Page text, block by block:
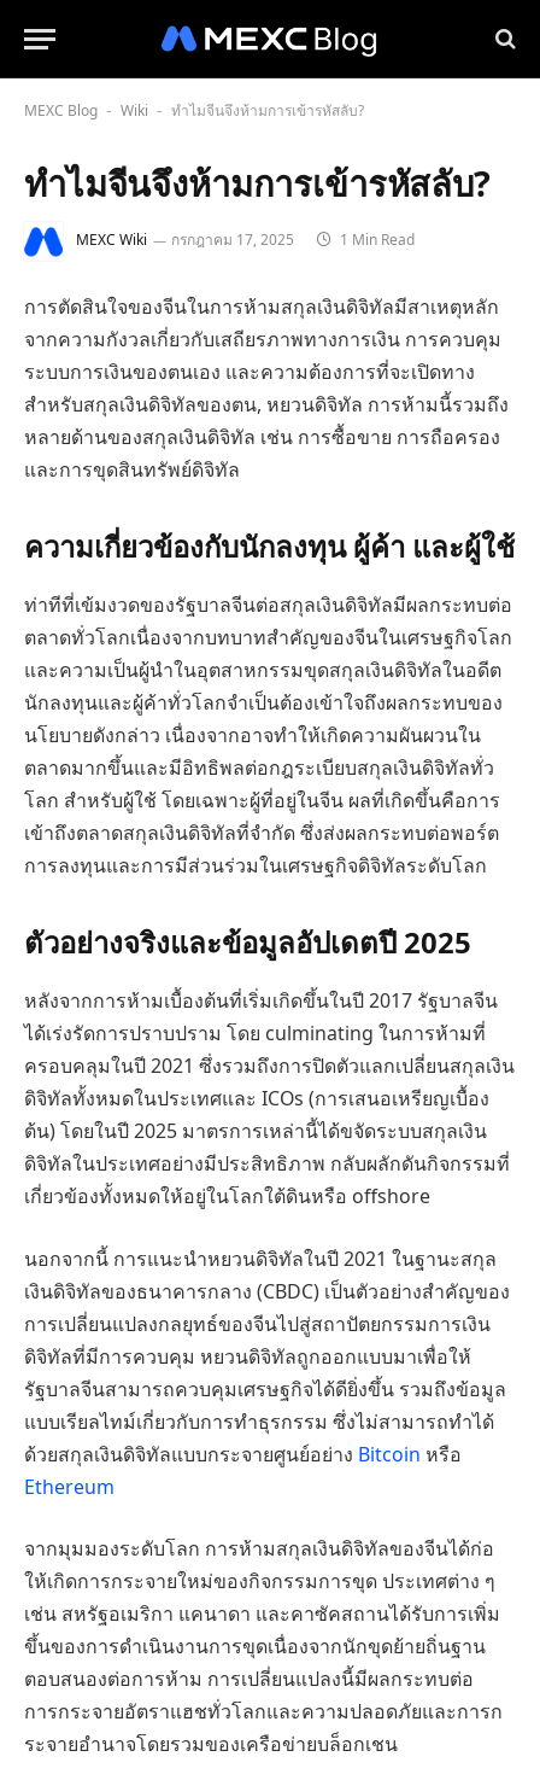
MEXC Blog - Wiki - ทำไมจีนจึงห้ามการเข้ารหัสลับ?
ทำไมจีนจึงห้ามการเข้ารหัสลับ?
MEXC Wiki กรกฎาคม 17, 2025 1 Min Read
การตัดสินใจของจีนในการห้ามสกุลเงินดิจิทัลมีสาเหตุหลัก
จากความกังวลเกี่ยวกับเสถียรภาพทางการเงิน การควบคุม
ระบบการเงินของตนเอง และความต้องการที่จะเปิดทาง
สำหรับสกุลเงินดิจิทัลของตน, หยวนดิจิทัล การห้ามนี้รวมถึง
หลายด้านของสกุลเงินดิจิทัล เช่น การซื้อขาย การถือครอง
และการขุดสินทรัพย์ดิจิทัล
ความเกี่ยวข้องกับนักลงทุน ผู้ค้า และผู้ใช้
ท่าทีที่เข้มงวดของรัฐบาลจีนต่อสกุลเงินดิจิทัลมีผลกระทบต่อ
ตลาดทั่วโลกเนื่องจากบทบาทสำคัญของจีนในเศรษฐกิจโลก
และความเป็นผู้นำในอุตสาหกรรมขุดสกุลเงินดิจิทัลในอดีต
นักลงทุนและผู้ค้าทั่วโลกจำเป็นต้องเข้าใจถึงผลกระทบของ
นโยบายดังกล่าว เนื่องจากอาจทำให้เกิดความผันผวนใน
ตลาดมากขึ้นและมีอิทธิพลต่อกฎระเบียบสกุลเงินดิจิทัลทั่ว
โลก สำหรับผู้ใช้ โดยเฉพาะผู้ที่อยู่ในจีน ผลที่เกิดขึ้นคือการ
เข้าถึงตลาดสกุลเงินดิจิทัลที่จำกัด ซึ่งส่งผลกระทบต่อพอร์ต
การลงทุนและการมีส่วนร่วมในเศรษฐกิจดิจิทัลระดับโลก
ตัวอย่างจริงและข้อมูลอัปเดตปี 2025
หลังจากการห้ามเบื้องต้นที่เริ่มเกิดขึ้นในปี 2017 รัฐบาลจีน
ได้เร่งรัดการปราบปราม โดย culminating ในการห้ามที่
ครอบคลุมในปี 2021 ซึ่งรวมถึงการปิดตัวแลกเปลี่ยนสกุลเงิน
ดิจิทัลทั้งหมดในประเทศและ ICOs (การเสนอเหรียญเบื้อง
ต้น) โดยในปี 2025 มาตรการเหล่านี้ได้ขจัดระบบสกุลเงิน
ดิจิทัลในประเทศอย่างมีประสิทธิภาพ กลับผลักดันกิจกรรมที่
เกี่ยวข้องทั้งหมดให้อยู่ในโลกใต้ดินหรือ offshore
นอกจากนี้ การแนะนำหยวนดิจิทัลในปี 2021 ในฐานะสกุล
เงินดิจิทัลของธนาคารกลาง (CBDC) เป็นตัวอย่างสำคัญของ
การเปลี่ยนแปลงกลยุทธ์ของจีนไปสู่สถาปัตยกรรมการเงิน
ดิจิทัลที่มีการควบคุม หยวนดิจิทัลถูกออกแบบมาเพื่อให้
รัฐบาลจีนสามารถควบคุมเศรษฐกิจได้ดียิ่งขึ้น รวมถึงข้อมูล
แบบเรียลไทม์เกี่ยวกับการทำธุรกรรม ซึ่งไม่สามารถทำได้
ด้วยสกุลเงินดิจิทัลแบบกระจายศูนย์อย่าง Bitcoin หรือ
Ethereum
จากมุมมองระดับโลก การห้ามสกุลเงินดิจิทัลของจีนได้ก่อ
ให้เกิดการกระจายใหม่ของกิจกรรมการขุด ประเทศต่าง ๆ
เช่น สหรัฐอเมริกา แคนาดา และคาซัคสถานได้รับการเพิ่ม
ขึ้นของการดำเนินงานการขุดเนื่องจากนักขุดย้ายถิ่นฐาน
ตอบสนองต่อการห้าม การเปลี่ยนแปลงนี้มีผลกระทบต่อ
การกระจายอัตราแฮชทั่วโลกและความปลอดภัยและการก
ระจายอำนาจโดยรวมของเครือข่ายบล็อกเชน